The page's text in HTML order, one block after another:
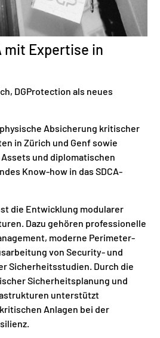
mit Expertise in
DGProtection als neues
Absicherung kritischer
in Zürich und Genf sowie
und diplomatischen
Know-how in das SDCA-
die Entwicklung modularer
Dazu gehören professionelle
moderne Perimeter-
von Security- und
Sicherheitsstudien. Durch die
Sicherheitsplanung und
unterstützt
Anlagen bei der